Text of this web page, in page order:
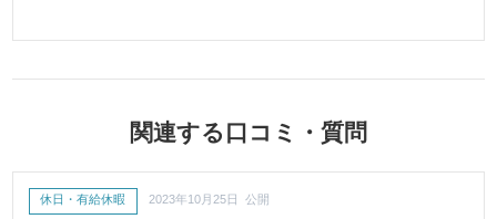
関連する口コミ・質問
休日・有給休暇 2023年10月25日 公開